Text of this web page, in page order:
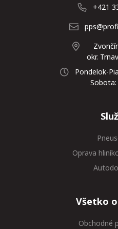
+421
okr.
Pondelok-
Sobota:
Oprava
Všetko
Obchodné